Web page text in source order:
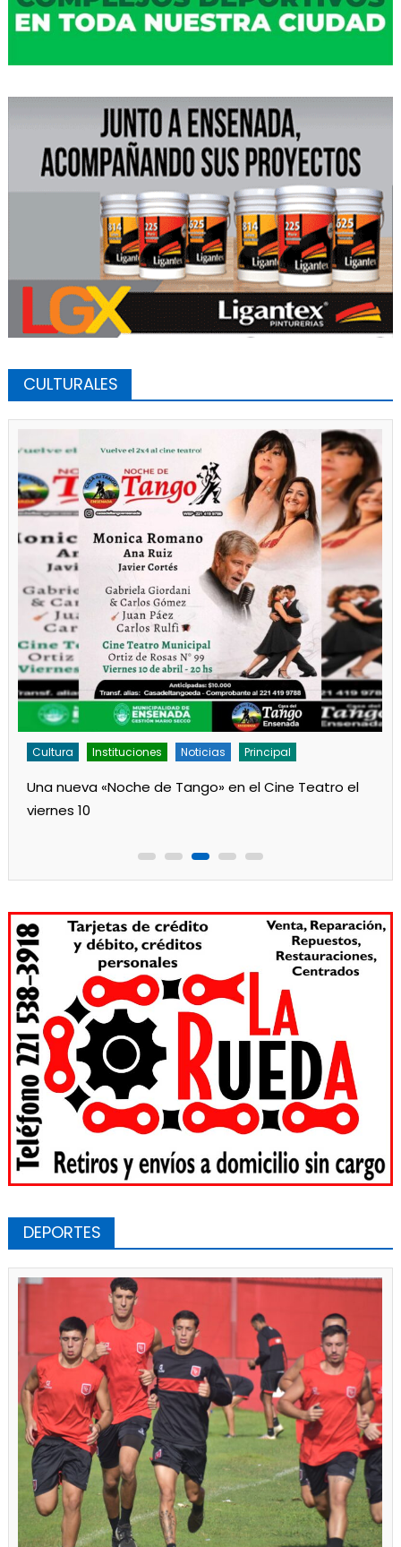
CULTURALES
Cultura Noticias Principal
Los jardines de Ensenada iniciaron la salita de 1 año
DEPORTES